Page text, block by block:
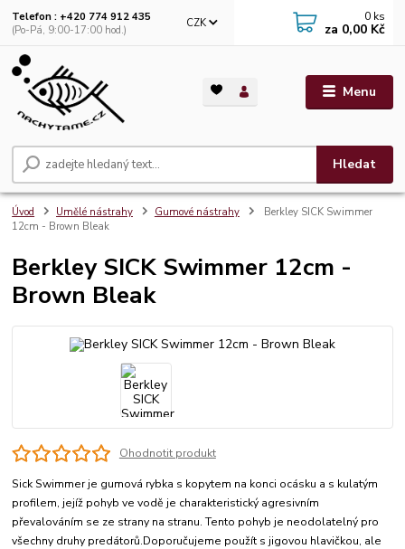
Menu
CZK
Hledat
Telefon : +420 774 912 435
(Po-Pá, 9:00-17:00 hod.)
0 ks
za 0,00 Kč
Úvod Umělé nástrahy Gumové nástrahy
Berkley SICK Swimmer
12cm - Brown Bleak
Berkley SICK Swimmer 12cm -
Brown Bleak
Ohodnotit produkt
Sick Swimmer je gumová rybka s kopytem na konci ocásku a s kulatým
profilem, jejíž pohyb ve vodě je charakteristický agresivním
převalováním se ze strany na stranu. Tento pohyb je neodolatelný pro
všechny druhy predátorů.Doporučujeme použít s jigovou hlavičkou, ale